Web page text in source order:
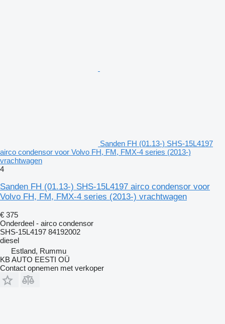
Sanden FH (01.13-) SHS-15L4197
airco condensor voor Volvo FH, FM, FMX-4 series (2013-)
vrachtwagen
4
Sanden FH (01.13-) SHS-15L4197 airco condensor voor
Volvo FH, FM, FMX-4 series (2013-) vrachtwagen
€ 375
Onderdeel - airco condensor
SHS-15L4197 84192002
diesel
Estland, Rummu
KB AUTO EESTI OÜ
Contact opnemen met verkoper